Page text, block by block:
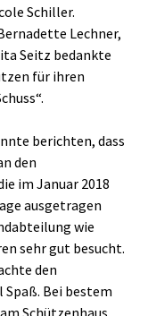
Schiller.
Lechner,
Seitz bedankte
für ihren
berichten, dass
den
im Januar 2018
ausgetragen
wie
sehr gut besucht.
den
Bei bestem
Schützenhaus